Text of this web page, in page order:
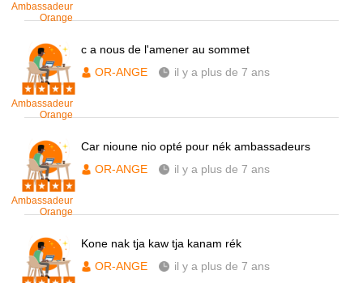
Ambassadeur
Orange
Ambassadeur
Orange
c a nous de l'amener au sommet
OR-ANGE
il y a plus de 7 ans
Ambassadeur
Orange
Car nioune nio opté pour nék ambassadeurs
OR-ANGE
il y a plus de 7 ans
Kone nak tja kaw tja kanam rék
OR-ANGE
il y a plus de 7 ans